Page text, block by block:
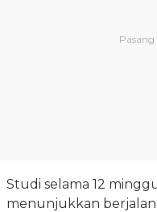
Studi selama 12
menunjukkan berjalan